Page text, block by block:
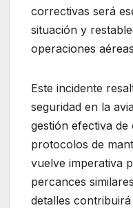
correctivas será
situación y
operaciones
Este incidente
seguridad en la
gestión efectiva de
protocolos de
vuelve imperativa
percances
detalles